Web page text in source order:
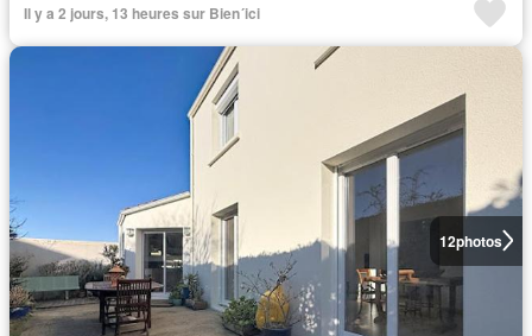
Il y a 2 jours, 13 heures sur Bien´ici
12photos